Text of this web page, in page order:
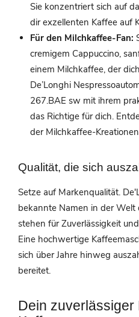
Sie konzentriert sich auf
dir exzellenten Kaffee auf
Für den Milchkaffee-Fan:
cremigem Cappuccino,
einem Milchkaffee, der
De’Longhi
267.BAE sw mit ihrem
das Richtige für dich.
der Milchkaffee-
Qualität, die sich
Setze auf Markenqualität.
bekannte Namen in der Welt
stehen für Zuverlässigkeit
Eine hochwertige
sich über Jahre hinweg
bereitet.
Dein zuverlässiger